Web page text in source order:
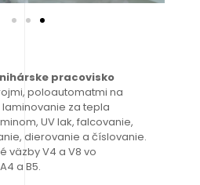
pracovisko
poloautomatmi na
laminovanie za tepla
UV lak, falcovanie,
dierovanie a číslovanie.
väzby V4 a V8 vo
a B5.